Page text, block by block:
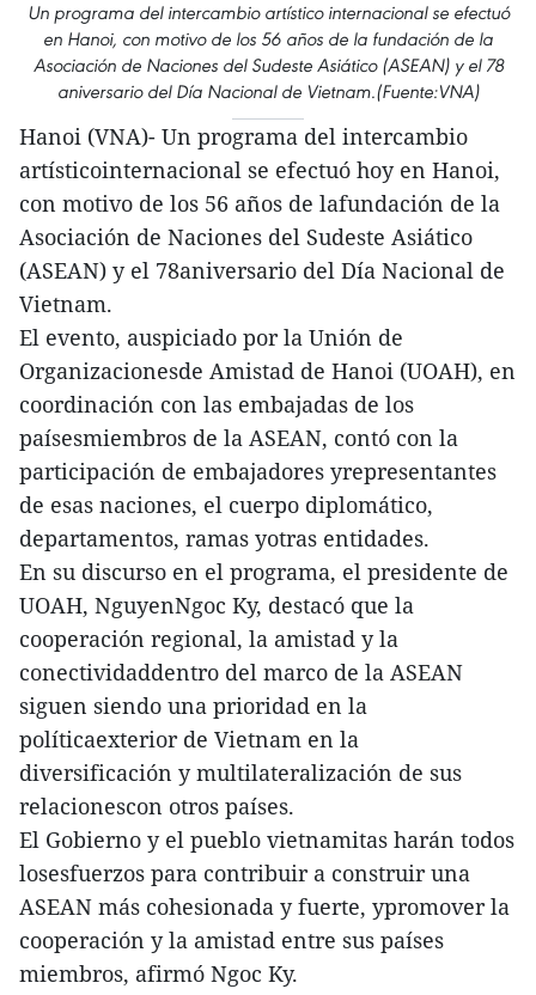
Un programa del intercambio artístico internacional se efectuó
en Hanoi, con motivo de los 56 años de la fundación de la
Asociación de Naciones del Sudeste Asiático (ASEAN) y el 78
aniversario del Día Nacional de Vietnam.(Fuente:VNA)
Hanoi (VNA)- Un programa del intercambio
artísticointernacional se efectuó hoy en Hanoi,
con motivo de los 56 años de lafundación de la
Asociación de Naciones del Sudeste Asiático
(ASEAN) y el 78aniversario del Día Nacional de
Vietnam.
El evento, auspiciado por la Unión de
Organizacionesde Amistad de Hanoi (UOAH), en
coordinación con las embajadas de los
paísesmiembros de la ASEAN, contó con la
participación de embajadores yrepresentantes
de esas naciones, el cuerpo diplomático,
departamentos, ramas yotras entidades.
En su discurso en el programa, el presidente de
UOAH, NguyenNgoc Ky, destacó que la
cooperación regional, la amistad y la
conectividaddentro del marco de la ASEAN
siguen siendo una prioridad en la
políticaexterior de Vietnam en la
diversificación y multilateralización de sus
relacionescon otros países.
El Gobierno y el pueblo vietnamitas harán todos
losesfuerzos para contribuir a construir una
ASEAN más cohesionada y fuerte, ypromover la
cooperación y la amistad entre sus países
miembros, afirmó Ngoc Ky.